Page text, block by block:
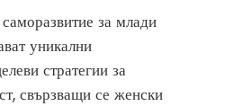
за млади
уникални
стратегии за
свързващи се женски